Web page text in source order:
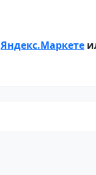
Яндекс.Маркете